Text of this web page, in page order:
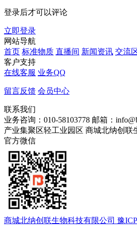
登录后才可以评论
立即登录
网站导航
首页 标准物质 直播间 新闻资讯 交流
客户支持
在线客服 业务QQ
留言反馈 会员中心
联系我们
业务咨询：010-58103778 邮箱：
产业集聚区轻工业园区 商城北纳创联
官方微信
商城北纳创联生物科技有限公司 豫ICP